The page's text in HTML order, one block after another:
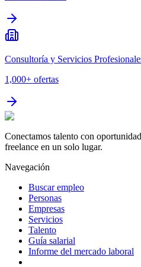
Consultoría y Servicios
1,000+ ofertas
Conectamos talento con
freelance en un solo lugar.
Navegación
Buscar empleo
Personas
Empresas
Servicios
Talento
Guía salarial
Informe del mercado laboral